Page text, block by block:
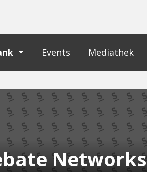
Events Mediathek
Networks